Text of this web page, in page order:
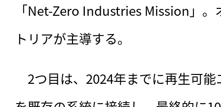
「Net-Zero Industries Mission」
トリアが主導する。
2つ目は、2024年までに再生可